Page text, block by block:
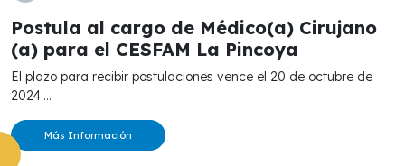
Postula al cargo de Médico(a) Cirujano
(a) para el CESFAM La Pincoya
El plazo para recibir postulaciones vence el 20 de octubre de
2024....
Más Información